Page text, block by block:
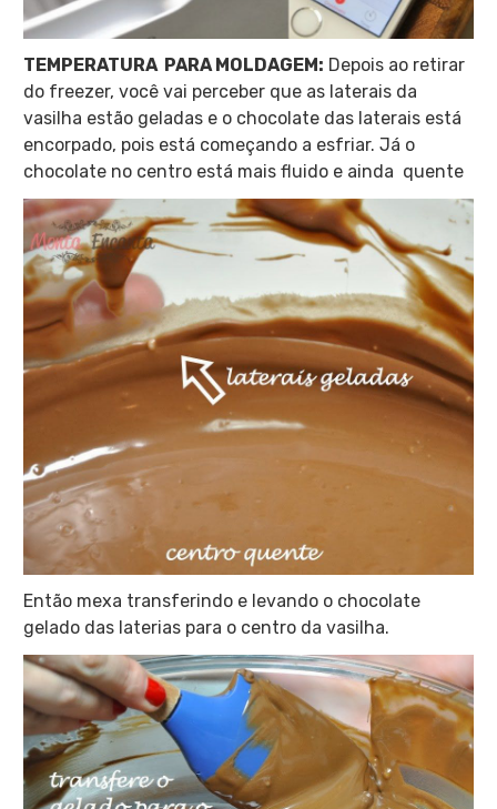
TEMPERATURA PARA MOLDAGEM: Depois ao retirar
do freezer, você vai perceber que as laterais da
vasilha estão geladas e o chocolate das laterais está
encorpado, pois está começando a esfriar. Já o
chocolate no centro está mais fluido e ainda quente
Então mexa transferindo e levando o chocolate
gelado das laterias para o centro da vasilha.